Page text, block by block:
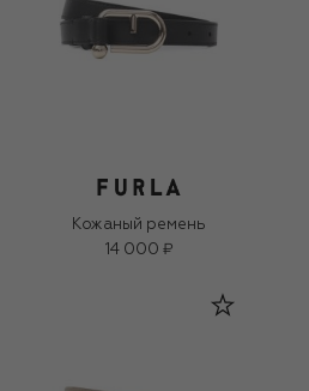
Кожаный ремень
14 000 ₽